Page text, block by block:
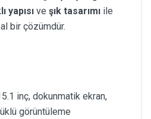
yapısı ve şık tasarımı ile
bir çözümdür.
inç, dokunmatik ekran,
görüntüleme